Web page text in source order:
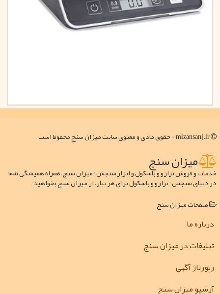
میزان سنج
خدمات و فروش ترازو و باسکول و ابزار سنجش ؛ میزان سنج، همراه همیشگی شما
در دنیای سنجش ؛ ترازو و باسکول برای هر نیاز، از میزان سنج بخواهید
صفحات میزان سنج
درباره ما
تبلیغات در میزان سنج
رپورتاژ آگهی
آرشیو میزان سنج